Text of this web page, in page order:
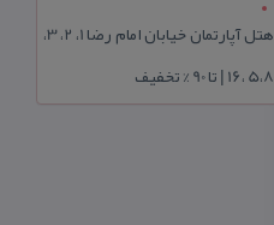
هتل آپارتمان خیابان امام رضا 1، 2، 3،
5،8 ،16 | تا 90 % تخفیف